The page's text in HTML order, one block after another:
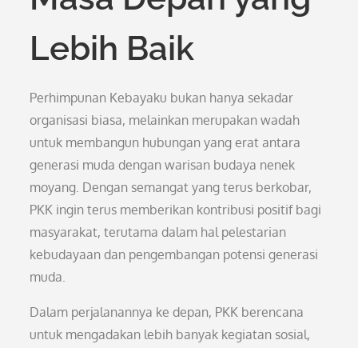
Lebih Baik
Perhimpunan Kebayaku bukan hanya sekadar
organisasi biasa, melainkan merupakan wadah
untuk membangun hubungan yang erat antara
generasi muda dengan warisan budaya nenek
moyang. Dengan semangat yang terus berkobar,
PKK ingin terus memberikan kontribusi positif bagi
masyarakat, terutama dalam hal pelestarian
kebudayaan dan pengembangan potensi generasi
muda.
Dalam perjalanannya ke depan, PKK berencana
untuk mengadakan lebih banyak kegiatan sosial,